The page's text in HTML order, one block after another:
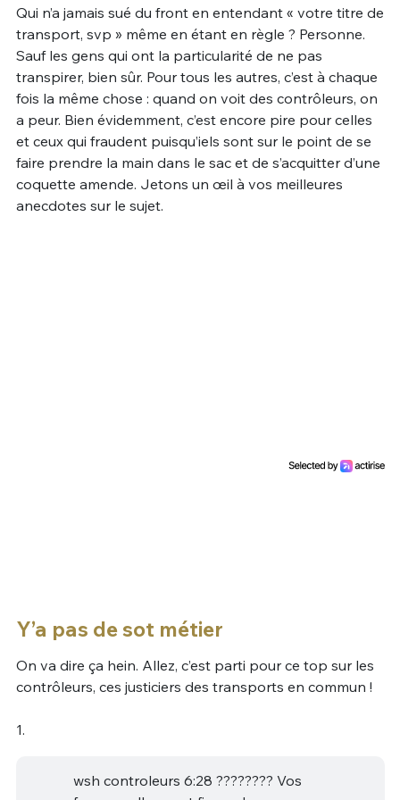
Qui n’a jamais sué du front en entendant « votre titre de
transport, svp » même en étant en règle ? Personne.
Sauf les gens qui ont la particularité de ne pas
transpirer, bien sûr. Pour tous les autres, c’est à chaque
fois la même chose : quand on voit des contrôleurs, on
a peur. Bien évidemment, c’est encore pire pour celles
et ceux qui fraudent puisqu’iels sont sur le point de se
faire prendre la main dans le sac et de s’acquitter d’une
coquette amende. Jetons un œil à vos meilleures
anecdotes sur le sujet.
Y’a pas de sot métier
On va dire ça hein. Allez, c’est parti pour ce top sur les
contrôleurs, ces justiciers des transports en commun !
1.
wsh controleurs 6:28 ???????? Vos
Un Thread
C'EST PARTI